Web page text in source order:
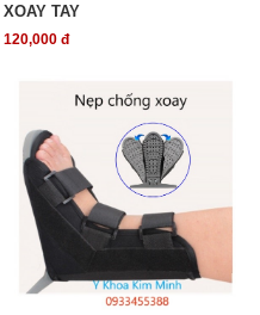
XOAY TAY
120,000 đ